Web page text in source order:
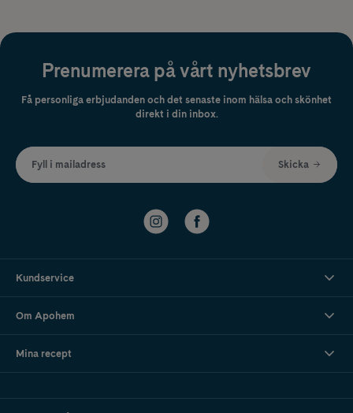
Prenumerera på vårt nyhetsbrev
Få personliga erbjudanden och det senaste inom hälsa och skönhet
direkt i din inbox.
Fyll i mailadress Skicka
Kundservice
Om Apohem
Mina recept